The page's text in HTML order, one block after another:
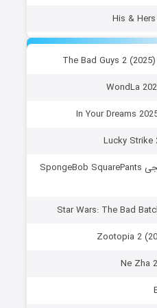
دانلود فصل پانزدهم باب اسفنجی SpongeBob SquarePants